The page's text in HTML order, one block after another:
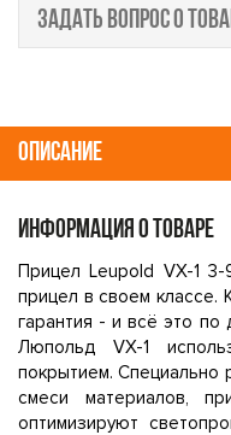
ЗАДАТЬ ВОПРОС О
ОПИСАНИЕ
ИНФОРМАЦИЯ О ТОВАРЕ
Прицел Leupold VX-1 3-
прицел в своем классе.
гарантия - и всё это по
Люпольд VX-1
покрытием. Специально
смеси материалов,
оптимизируют